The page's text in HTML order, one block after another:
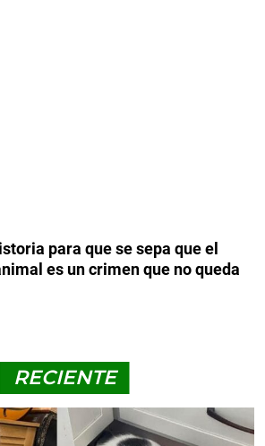
para que se sepa que el
es un crimen que no queda
RECIENTE